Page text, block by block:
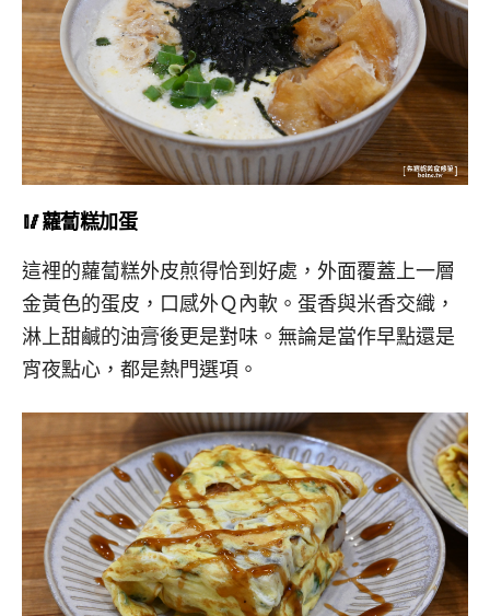
🥢蘿蔔糕加蛋
這裡的蘿蔔糕外皮煎得恰到好處，外面覆蓋上一層
金黃色的蛋皮，口感外Ｑ內軟。蛋香與米香交織，
淋上甜鹹的油膏後更是對味。無論是當作早點還是
宵夜點心，都是熱門選項。